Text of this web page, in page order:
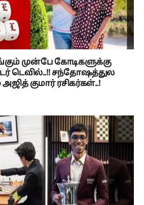
முன்பே கோடிகளுக்கு
டெவில்..!! சந்தோஷத்துல
குமார் ரசிகர்கள்..!